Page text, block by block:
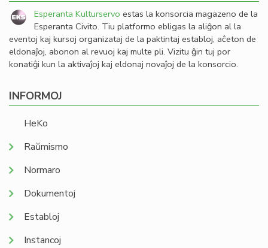
Esperanta Kulturservo estas la konsorcia magazeno de la
Esperanta Civito. Tiu platformo ebligas la aliĝon al la
eventoj kaj kursoj organizataj de la paktintaj establoj, aĉeton de
eldonaĵoj, abonon al revuoj kaj multe pli. Vizitu ĝin tuj por
konatiĝi kun la aktivaĵoj kaj eldonaj novaĵoj de la konsorcio.
INFORMOJ
HeKo
Raŭmismo
Normaro
Dokumentoj
Establoj
Instancoj